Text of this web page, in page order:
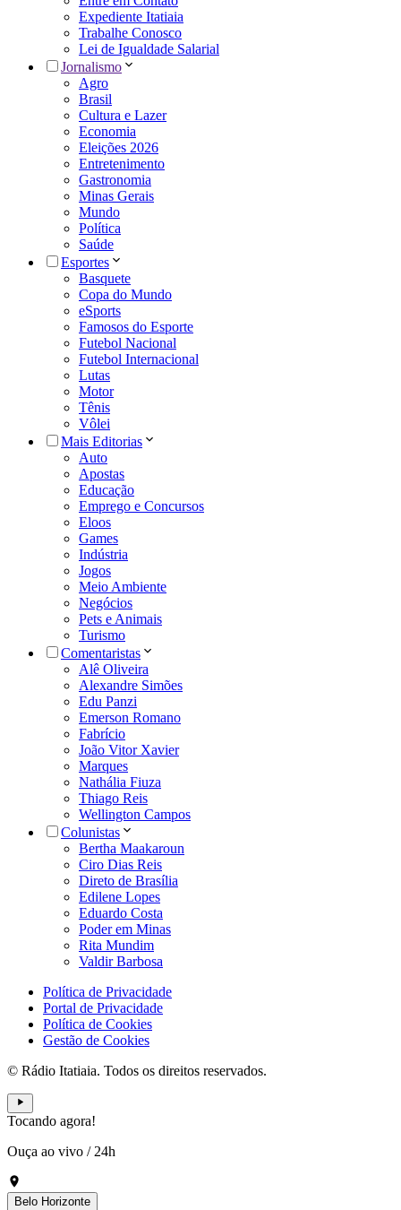
Expediente Itatiaia
Trabalhe Conosco
Lei de Igualdade Salarial
Jornalismo
Agro
Brasil
Cultura e Lazer
Economia
Eleições 2026
Entretenimento
Gastronomia
Minas Gerais
Mundo
Política
Saúde
Esportes
Basquete
Copa do Mundo
eSports
Famosos do Esporte
Futebol Nacional
Futebol Internacional
Lutas
Motor
Tênis
Vôlei
Mais Editorias
Auto
Apostas
Educação
Emprego e Concursos
Eloos
Games
Indústria
Jogos
Meio Ambiente
Negócios
Pets e Animais
Turismo
Comentaristas
Alê Oliveira
Alexandre Simões
Edu Panzi
Emerson Romano
Fabrício
João Vitor Xavier
Marques
Nathália Fiuza
Thiago Reis
Wellington Campos
Colunistas
Bertha Maakaroun
Ciro Dias Reis
Direto de Brasília
Edilene Lopes
Eduardo Costa
Poder em Minas
Rita Mundim
Valdir Barbosa
Política de Privacidade
Portal de Privacidade
Política de Cookies
Gestão de Cookies
© Rádio Itatiaia. Todos os direitos reservados.
Tocando agora!
Ouça ao vivo / 24h
Belo Horizonte